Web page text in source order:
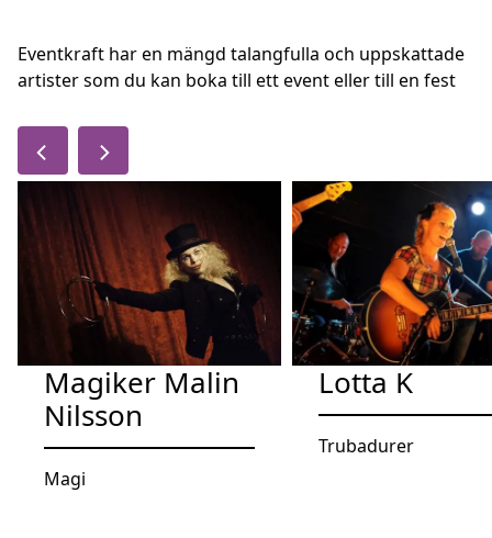
Eventkraft har en mängd talangfulla och uppskattade
artister som du kan boka till ett event eller till en fest
Magiker Malin
Nilsson
Magi
Lotta K
Trubadurer